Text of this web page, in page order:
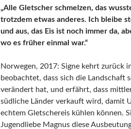
„Alle Gletscher schmelzen, das
trotzdem etwas anderes. Ich bleibe
und aus, das Eis ist noch immer da,
wo es früher einmal war.“
Norwegen, 2017: Signe kehrt zurück
beobachtet, dass sich die Landschaft
verändert hat, und erfährt, dass
südliche Länder verkauft wird, damit
echtem Gletschereis kühlen können.
Jugendliebe Magnus diese